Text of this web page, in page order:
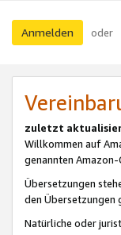
Anmelden oder
zuletzt
Willkommen auf
genannten
Übersetzungen
den Übersetzungen
Natürliche oder